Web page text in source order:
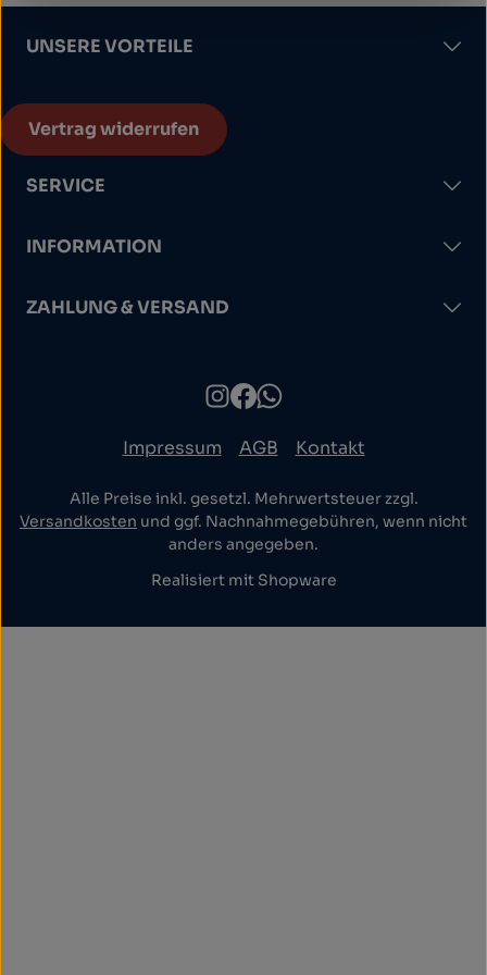
UNSERE VORTEILE
Vertrag widerrufen
SERVICE
INFORMATION
ZAHLUNG & VERSAND
Impressum AGB Kontakt
Alle Preise inkl. gesetzl. Mehrwertsteuer zzgl.
Versandkosten und ggf. Nachnahmegebühren, wenn nicht
anders angegeben.
Realisiert mit Shopware